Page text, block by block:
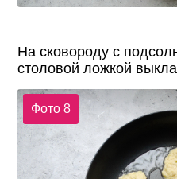
На сковороду с
столовой ложкой
Фото 8